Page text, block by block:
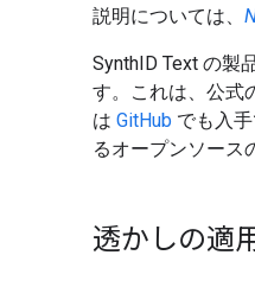
説明については、
SynthID Text の製
す。これは、公式
は GitHub でも入
るオープンソース
透かしの適